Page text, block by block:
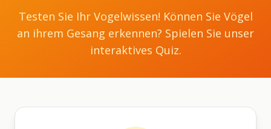
Testen Sie Ihr Vogelwissen! Können Sie Vögel
an ihrem Gesang erkennen? Spielen Sie unser
interaktives Quiz.